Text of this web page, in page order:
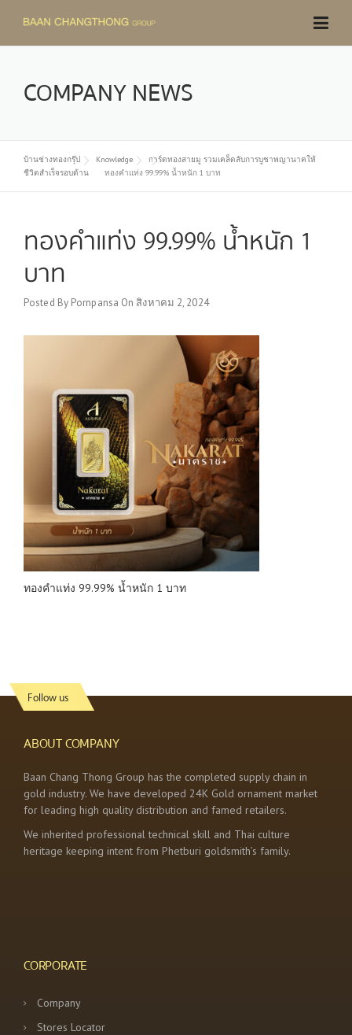
content
COMPANY NEWS
บ้านช่างทองกรุ๊ป Knowledge
การ์ดทองสายมู รวมเคล็ดลับการบูชาพญานาคให้
ชีวิตสำเร็จรอบด้าน
ทองคำแท่ง 99.99% น้ำหนัก 1 บาท
ทองคำแท่ง 99.99% น้ำหนัก 1
บาท
Posted By Pornpansa On สิงหาคม 2, 2024
ทองคำแท่ง 99.99% น้ำหนัก 1 บาท
Follow us
ABOUT COMPANY
Baan Chang Thong Group has the completed supply chain in
gold industry. We have developed 24K Gold ornament market
for leading high quality distribution and famed retailers.
We inherited professional technical skill and Thai culture
heritage keeping intent from Phetburi goldsmith’s family.
CORPORATE
Company
Stores Locator